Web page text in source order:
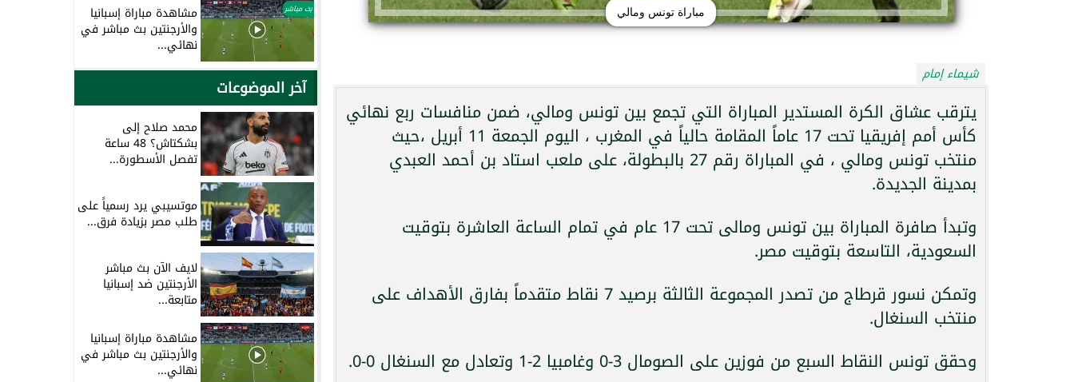
مباراة تونس ومالي
شيماء إمام
يترقب عشاق الكرة المستدير المباراة التي تجمع بين تونس ومالي، ضمن منافسات ربع نهائي
كأس أمم إفريقيا تحت 17 عاماً المقامة حالياً في المغرب ، اليوم الجمعة 11 أبريل ،حيث
منتخب تونس ومالي ، في المباراة رقم 27 بالبطولة، على ملعب استاد بن أحمد العبدي
بمدينة الجديدة.
وتبدأ صافرة المباراة بين تونس ومالى تحت 17 عام في تمام الساعة العاشرة بتوقيت
السعودية، التاسعة بتوقيت مصر.
وتمكن نسور قرطاج من تصدر المجموعة الثالثة برصيد 7 نقاط متقدماً بفارق الأهداف على
منتخب السنغال.
وحقق تونس النقاط السبع من فوزين على الصومال 3-0 وغامبيا 2-1 وتعادل مع السنغال 0-0.
بث مباشر مشاهدة مباراة إسبانيا
والأرجنتين بث مباشر في
نهائي...
آخر الموضوعات
محمد صلاح إلى
بشكتاش؟ 48 ساعة
تفصل الأسطورة...
موتسيبي يرد رسمياً على
طلب مصر بزيادة فرق...
لايف الآن بث مباشر
الأرجنتين ضد إسبانيا
متابعة...
مشاهدة مباراة إسبانيا
والأرجنتين بث مباشر في
نهائي...